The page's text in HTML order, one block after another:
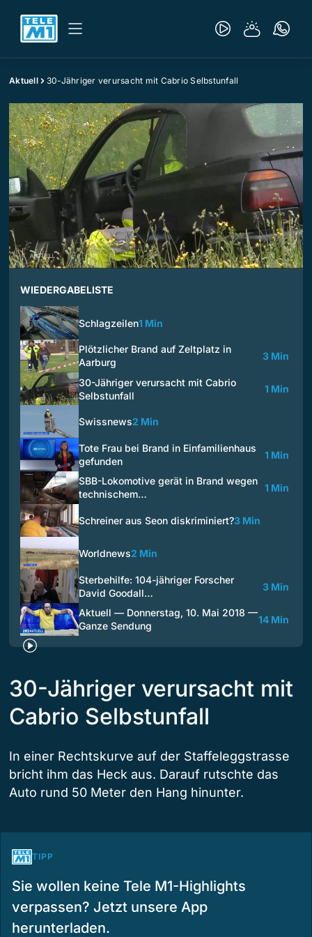
Aktuell 30-Jähriger verursacht mit Cabrio Selbstunfall
WIEDERGABELISTE
Schlagzeilen1 Min
Plötzlicher Brand auf Zeltplatz in
Aarburg
3 Min
30-Jähriger verursacht mit Cabrio
Selbstunfall
1 Min
Swissnews2 Min
Tote Frau bei Brand in Einfamilienhaus
gefunden
1 Min
SBB-Lokomotive gerät in Brand wegen
technischem…
1 Min
Schreiner aus Seon diskriminiert?3 Min
Worldnews2 Min
Sterbehilfe: 104-jähriger Forscher
David Goodall…
3 Min
Aktuell — Donnerstag, 10. Mai 2018 —
Ganze Sendung
14 Min
30-Jähriger verursacht mit
Cabrio Selbstunfall
In einer Rechtskurve auf der Staffeleggstrasse
bricht ihm das Heck aus. Darauf rutschte das
Auto rund 50 Meter den Hang hinunter.
TIPP
Sie wollen keine Tele M1-Highlights
verpassen? Jetzt unsere App
herunterladen.